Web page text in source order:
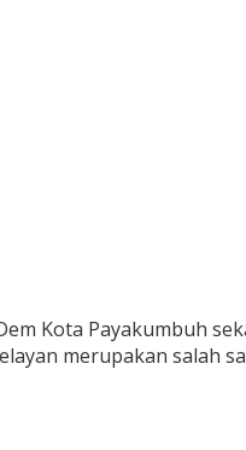
Kota Payakumbuh
merupakan salah